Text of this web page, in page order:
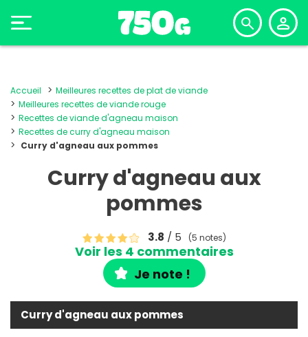
Accueil
Meilleures recettes de plat de viande
Meilleures recettes de viande rouge
Recettes de viande d'agneau maison
Recettes de curry d'agneau maison
Curry d'agneau aux pommes
Curry d'agneau aux
pommes
3.8 / 5 (5 notes)
Voir les 4 commentaires
Je note !
Curry d'agneau aux pommes